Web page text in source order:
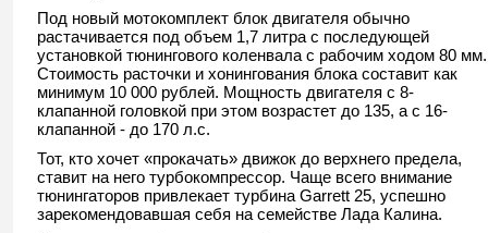
Под новый мотокомплект блок двигателя обычно
растачивается под объем 1,7 литра с последующей
установкой тюнингового коленвала с рабочим ходом 80 мм.
Стоимость расточки и хонингования блока составит как
минимум 10 000 рублей. Мощность двигателя с 8-
клапанной головкой при этом возрастет до 135, а с 16-
клапанной - до 170 л.с.
Тот, кто хочет «прокачать» движок до верхнего предела,
ставит на него турбокомпрессор. Чаще всего внимание
тюнингаторов привлекает турбина Garrett 25, успешно
зарекомендовавшая себя на семействе Лада Калина.